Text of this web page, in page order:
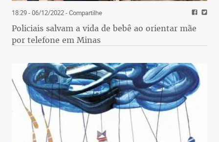
18:29 - 06/12/2022- Compartilhe
Policiais salvam a vida de bebê ao orientar mãe
por telefone em Minas